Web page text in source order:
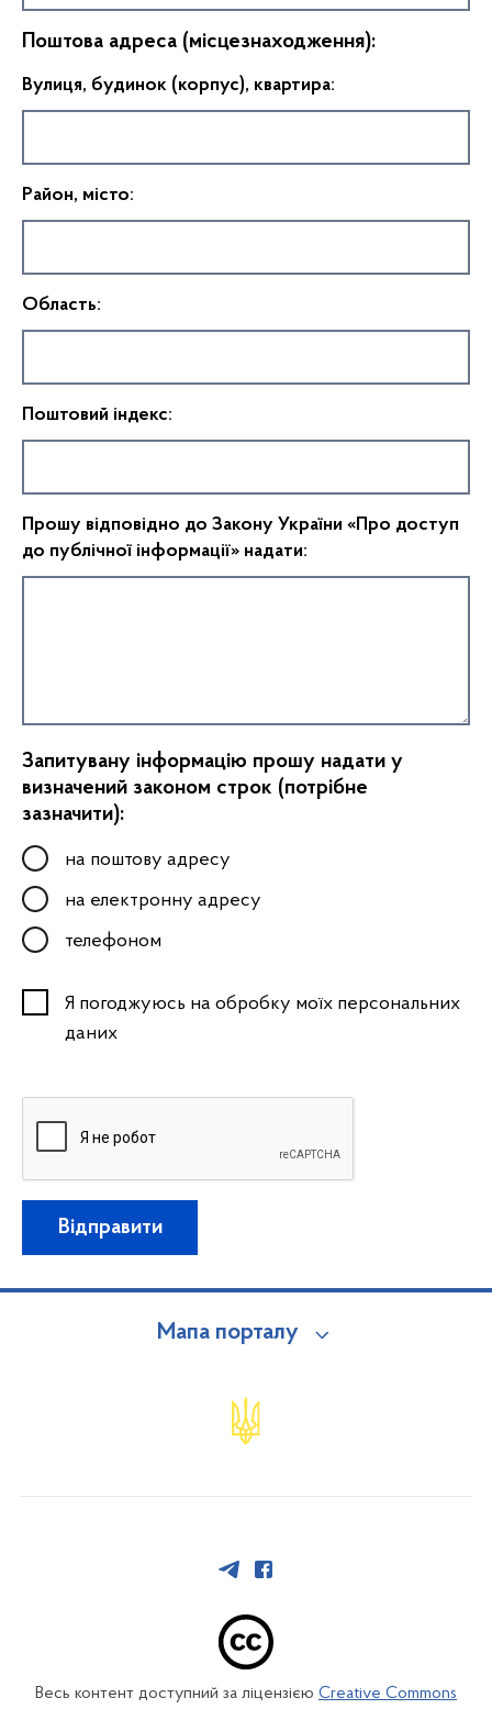
Поштова адреса (місцезнаходження):
Вулиця, будинок (корпус), квартира:
Район, місто:
Область:
Поштовий індекс:
Прошу відповідно до Закону України «Про доступ
до публічної інформації» надати:
Запитувану інформацію прошу надати у
визначений законом строк (потрібне
зазначити):
на поштову адресу
на електронну адресу
телефоном
Я погоджуюсь на обробку моїх персональних
даних
Капча
Відправити
Мапа порталу
Весь контент доступний за ліцензією Creative Commons